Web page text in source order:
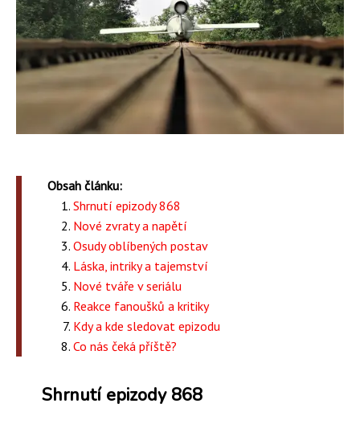
Obsah článku:
Shrnutí epizody 868
Nové zvraty a napětí
Osudy oblíbených postav
Láska, intriky a tajemství
Nové tváře v seriálu
Reakce fanoušků a kritiky
Kdy a kde sledovat epizodu
Co nás čeká příště?
Shrnutí epizody 868